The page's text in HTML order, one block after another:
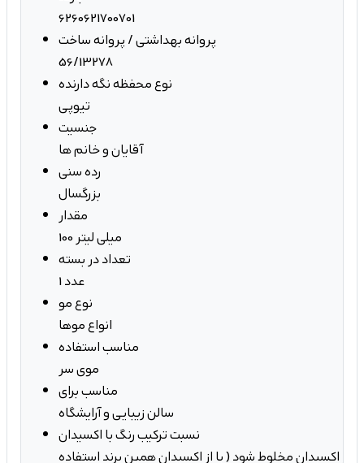
6260621700701
پروانه بهداشتی / پروانه ساخت
56/13278
نوع محفظه نگه دارنده
تیوپی
جنسیت
آقایان و خانم ها
رده سنی
بزرگسال
مقدار
100 میلی لیتر
تعداد در بسته
1 عدد
نوع مو
انواع موها
مناسب استفاده
موی سر
مناسب برای
سالن زیبایی و آرایشگاه
نسبت ترکیب رنگ با اکسیدان
عدد تیوپ با 1.5 برابر اکسیدان مخلوط شود ( یا از اکسیدان همین برند استفاده